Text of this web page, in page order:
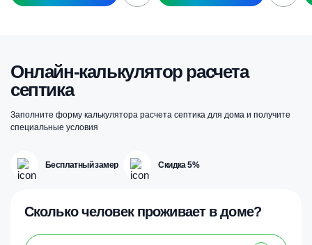
Онлайн-калькулятор расчета
септика
Заполните форму калькулятора расчета септика для дома и получите
специальные условия
Бесплатный замер Скидка 5%
Сколько человек проживает в доме?